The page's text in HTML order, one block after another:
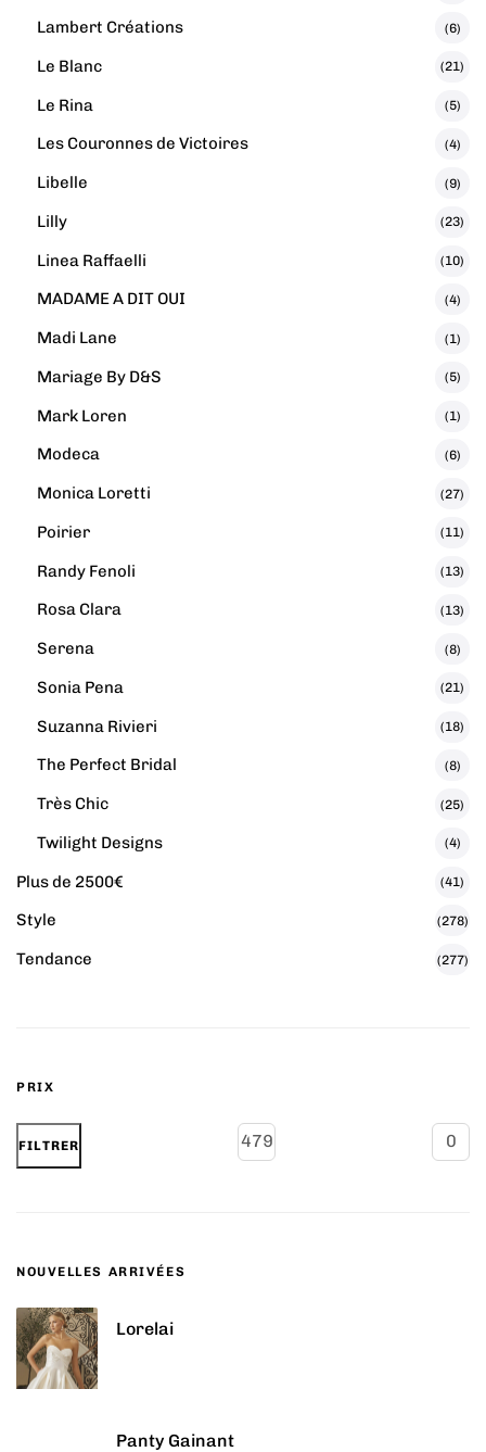
Lambert Créations (6)
Le Blanc (21)
Le Rina (5)
Les Couronnes de Victoires (4)
Libelle (9)
Lilly (23)
Linea Raffaelli (10)
MADAME A DIT OUI (4)
Madi Lane (1)
Mariage By D&S (5)
Mark Loren (1)
Modeca (6)
Monica Loretti (27)
Poirier (11)
Randy Fenoli (13)
Rosa Clara (13)
Serena (8)
Sonia Pena (21)
Suzanna Rivieri (18)
The Perfect Bridal (8)
Très Chic (25)
Twilight Designs (4)
Plus de 2500€ (41)
Style (278)
Tendance (277)
PRIX
FILTRER
NOUVELLES ARRIVÉES
Lorelai
Panty Gainant